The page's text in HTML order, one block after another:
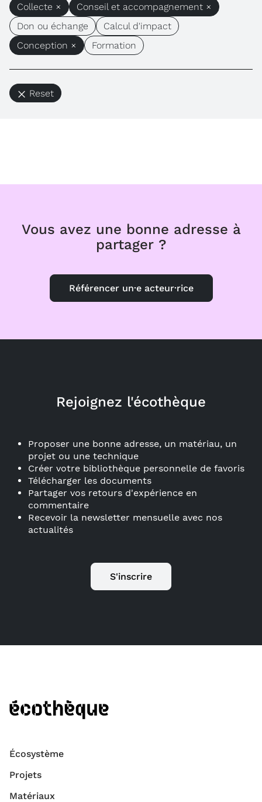
Collecte ×
Conseil et accompagnement ×
Don ou échange
Calcul d'impact
Conception ×
Formation
Reset
Vous avez une bonne adresse à
partager ?
Référencer un·e acteur·rice
Rejoignez l'écothèque
Proposer une bonne adresse, un matériau, un
projet ou une technique
Créer votre bibliothèque personnelle de favoris
Télécharger les documents
Partager vos retours d'expérience en
commentaire
Recevoir la newsletter mensuelle avec nos
actualités
S'inscrire
Écosystème
Projets
Matériaux